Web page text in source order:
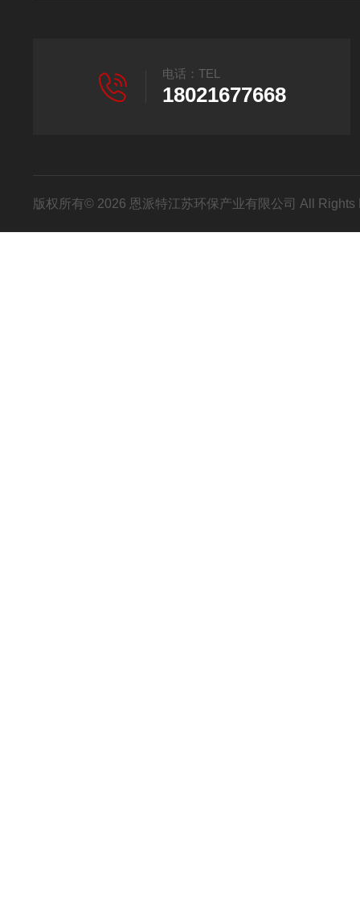
电话：TEL
18021677668
版权所有© 2026 恩派特江苏环保产业有限公司 All